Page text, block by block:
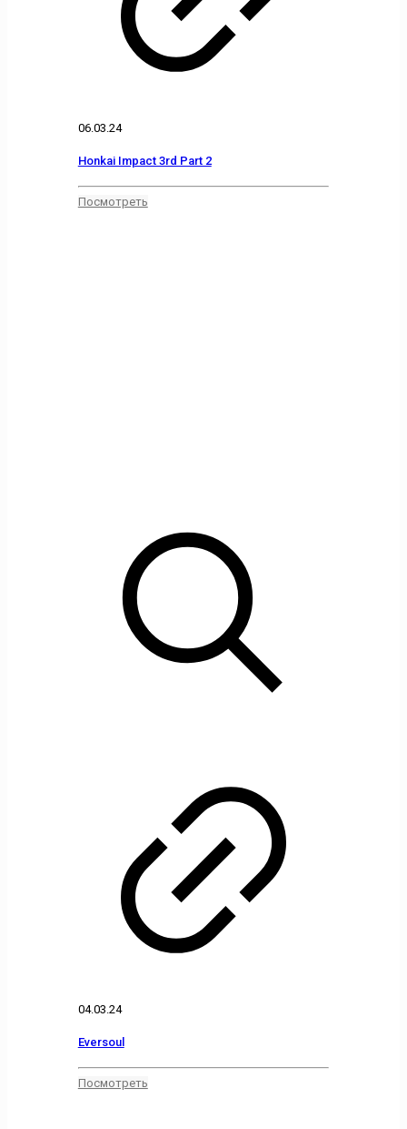
06.03.24
Honkai Impact 3rd Part 2
Посмотреть
04.03.24
Eversoul
Посмотреть